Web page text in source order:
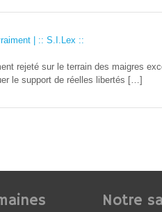
| :: S.I.Lex ::
rejeté sur le terrain des maigres
le support de réelles libertés […]
Notre